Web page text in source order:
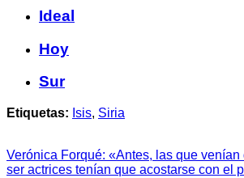
Ideal
Hoy
Sur
Etiquetas: Isis, Siria
Verónica Forqué: «Antes, las que
ser actrices tenían que acostarse con el